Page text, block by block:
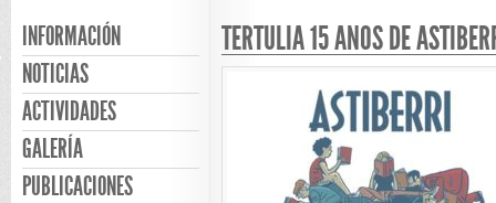
INFORMACIÓN
NOTICIAS
ACTIVIDADES
GALERÍA
PUBLICACIONES
TERTULIA 15 AÑOS DE